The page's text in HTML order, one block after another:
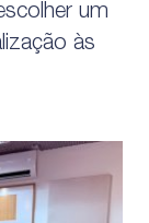
um
às